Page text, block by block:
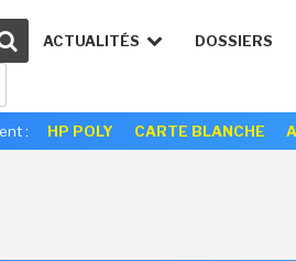
ACTUALITÉS DOSSIERS
: HP POLY CARTE BLANCHE